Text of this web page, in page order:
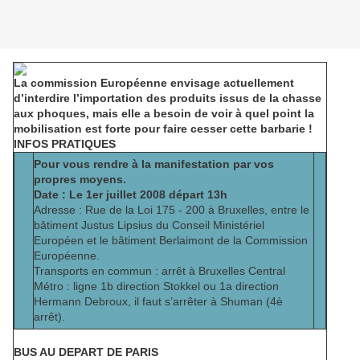
La commission Européenne envisage actuellement
d’interdire l’importation des produits issus de la chasse
aux phoques, mais elle a besoin de voir à quel point la
mobilisation est forte pour faire cesser cette barbarie !
INFOS PRATIQUES
Pour vous rendre à la manifestation par vos
propres moyens.
Date : Le 1er juillet 2008 départ 13h
Adresse : Rue de la Loi 175 - 200 à Bruxelles, entre le
bâtiment Justus Lipsius du Conseil Ministériel
Européen et le bâtiment Berlaimont de la Commission
Européenne.
Transports en commun : arrêt à Bruxelles Central
Métro : ligne 1b direction Stokkel ou 1a direction
Hermann Debroux, il faut s’arrêter à Shuman (4è
arrêt).
BUS AU DEPART DE PARIS